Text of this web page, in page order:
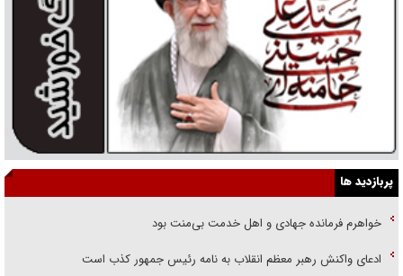
پربازدید ها
خواهرم فرمانده جهادی و اهل خدمت بی‌منت بود
ادعای واکنش رهبر معظم انقلاب به نامه رئیس جمهور کذب است